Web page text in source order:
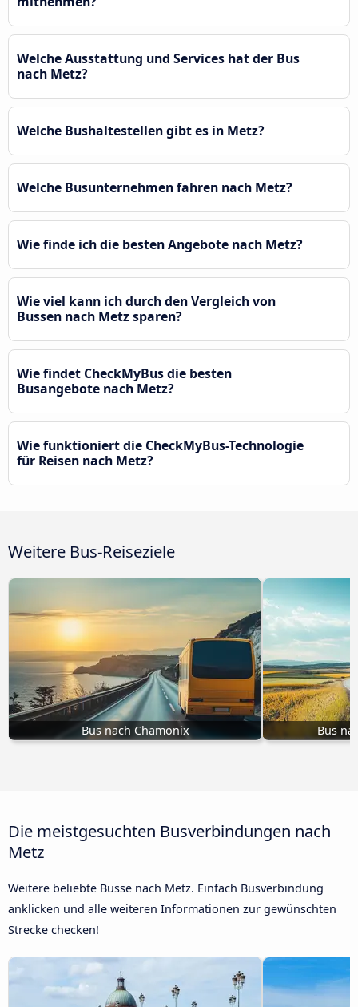
Welche Ausstattung und Services hat der Bus
nach Metz?
Welche Bushaltestellen gibt es in Metz?
Welche Busunternehmen fahren nach Metz?
Wie finde ich die besten Angebote nach Metz?
Wie viel kann ich durch den Vergleich von
Bussen nach Metz sparen?
Wie findet CheckMyBus die besten
Busangebote nach Metz?
Wie funktioniert die CheckMyBus-Technologie
für Reisen nach Metz?
Weitere Bus-Reiseziele
Bus nach Chamonix Bus
Die meistgesuchten Busverbindungen nach
Metz
Weitere beliebte Busse nach Metz. Einfach Busverbindung
anklicken und alle weiteren Informationen zur gewünschten
Strecke checken!